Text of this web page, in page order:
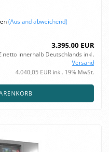
(Ausland abweichend)
3.395,00 EUR
netto innerhalb Deutschlands inkl.
Versand
4.040,05 EUR inkl. 19% MwSt.